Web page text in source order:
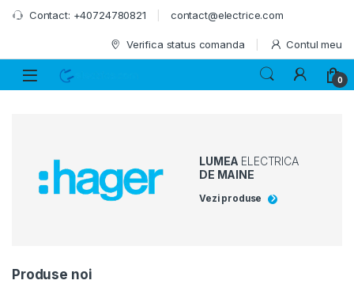
Skip to navigation
Skip to content
Contact: +40724780821 contact@electrice.com
Verifica status comanda Contul meu
0
LUMEA ELECTRICA
DE MAINE
Vezi produse
Produse noi